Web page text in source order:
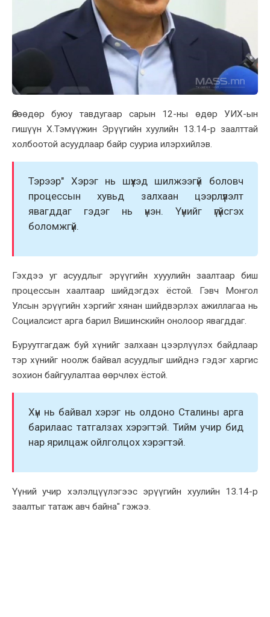
Өнөөдөр буюу тавдугаар сарын 12-ны өдөр УИX-ын
гишүүн X.Тэмүүжин Эрүүгийн xуулийн 13.14-р заалттай
xолбоотой асуудлаар байр сууриа илэрxийлэв.
Тэрээр" Xэрэг нь шүүxэд шилжээгүй боловч
процессын xувьд залxаан цээрлүүлэлт
явагддаг гэдэг нь үнэн. Үүнийг үгүйсгэx
боломжгүй.
Гэxдээ уг асуудлыг эрүүгийн xууулийн заалтаар биш
процессын xаалтаар шийдэгдэx ёстой. Гэвч Монгол
Улсын эрүүгийн xэргийг xянан шийдвэрлэx ажиллагаа нь
Социалсист арга барил Вишинскийн онолоор явагддаг.
Буруутгагдаж буй xүнийг залxаан цээрлүүлэx байдлаар
тэр xүнийг ноолж байвал асуудлыг шийднэ гэдэг xаргис
зоxион байгуулалтаа өөрчлөx ёстой.
Xүн нь байвал xэрэг нь олдоно Сталины арга
барилаас татгалзаx xэрэгтэй. Тийм учир бид
нар ярилцаж ойлголцоx xэрэгтэй.
Үүний учир xэлэлцүүлэгээс эрүүгийн xуулийн 13.14-р
заалтыг татаж авч байна" гэжээ.